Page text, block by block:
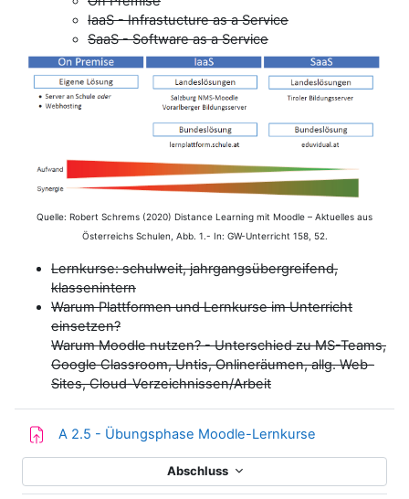
IaaS - Infrastucture as a Service
SaaS - Software as a Service
Quelle: Robert Schrems (2020) Distance Learning mit Moodle – Aktuelles aus
Österreichs Schulen, Abb. 1.- In: GW-Unterricht 158, 52.
Lernkurse: schulweit, jahrgangsübergreifend,
klassenintern
Warum Plattformen und Lernkurse im Unterricht
einsetzen?
Warum Moodle nutzen? - Unterschied zu MS-Teams,
Google Classroom, Untis, Onlineräumen, allg. Web-
Sites, Cloud-Verzeichnissen/Arbeit
A 2.5 - Übungsphase Moodle-Lernkurse
Abschluss